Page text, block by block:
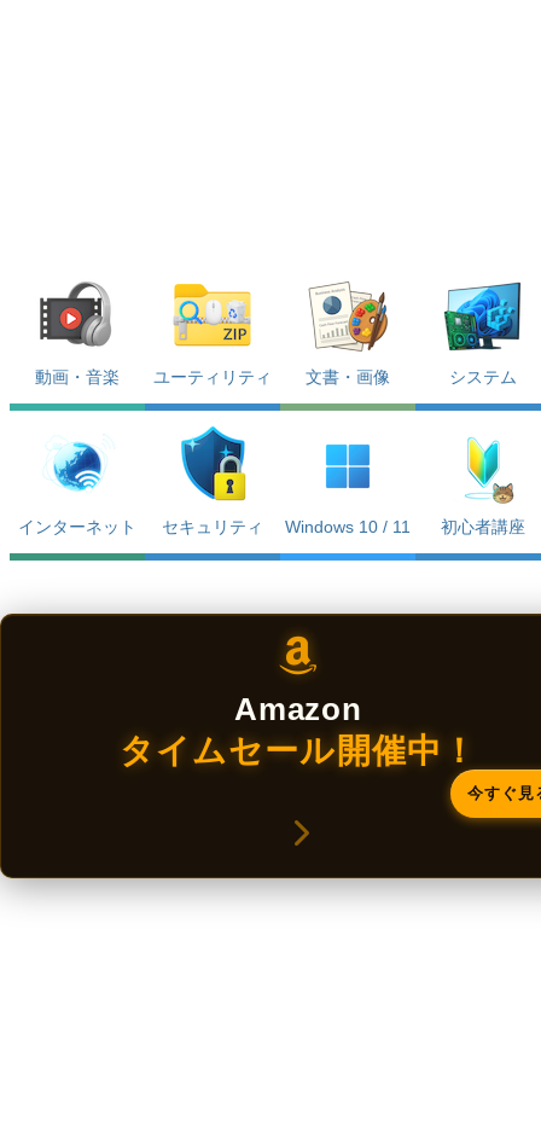
動画・音楽 ユーティリティ 文書・画像 システム
インターネット セキュリティ Windows 10 / 11 初心者講座
Amazon
タイムセール開催中！
今すぐ見